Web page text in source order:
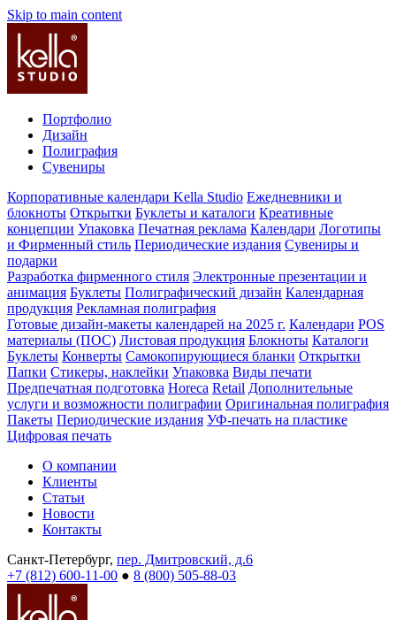
Skip to main content
Портфолио
Дизайн
Полиграфия
Сувениры
Корпоративные календари Kella Studio Ежедневники и
блокноты Открытки Буклеты и каталоги Креативные
концепции Упаковка Печатная реклама Календари Логотипы
и Фирменный стиль Периодические издания Сувениры и
подарки
Разработка фирменного стиля Электронные презентации и
анимация Буклеты Полиграфический дизайн Календарная
продукция Рекламная полиграфия
Готовые дизайн-макеты календарей на 2025 г. Календари POS
материалы (ПОС) Листовая продукция Блокноты Каталоги
Буклеты Конверты Самокопирующиеся бланки Открытки
Папки Стикеры, наклейки Упаковка Виды печати
Предпечатная подготовка Horeca Retail Дополнительные
услуги и возможности полиграфии Оригинальная полиграфия
Пакеты Периодические издания УФ-печать на пластике
Цифровая печать
О компании
Клиенты
Статьи
Новости
Контакты
Санкт-Петербург, пер. Дмитровский, д.6
+7 (812) 600-11-00 ● 8 (800) 505-88-03